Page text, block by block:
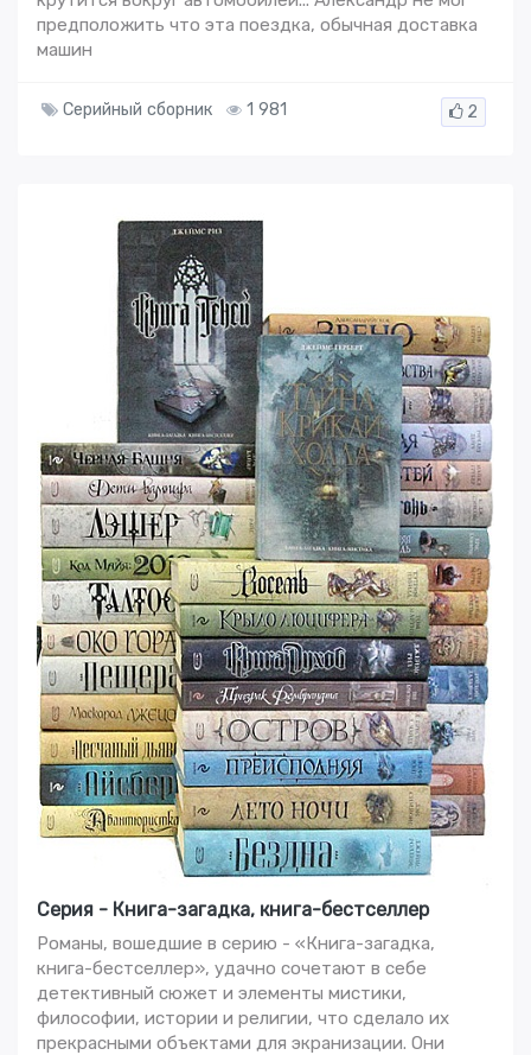
предположить что эта поездка, обычная доставка
машин
Серийный сборник 1 981 2
Серия - Книга-загадка, книга-бестселлер
Романы, вошедшие в серию - «Книга-загадка,
книга-бестселлер», удачно сочетают в себе
детективный сюжет и элементы мистики,
философии, истории и религии, что сделало их
прекрасными объектами для экранизации. Они